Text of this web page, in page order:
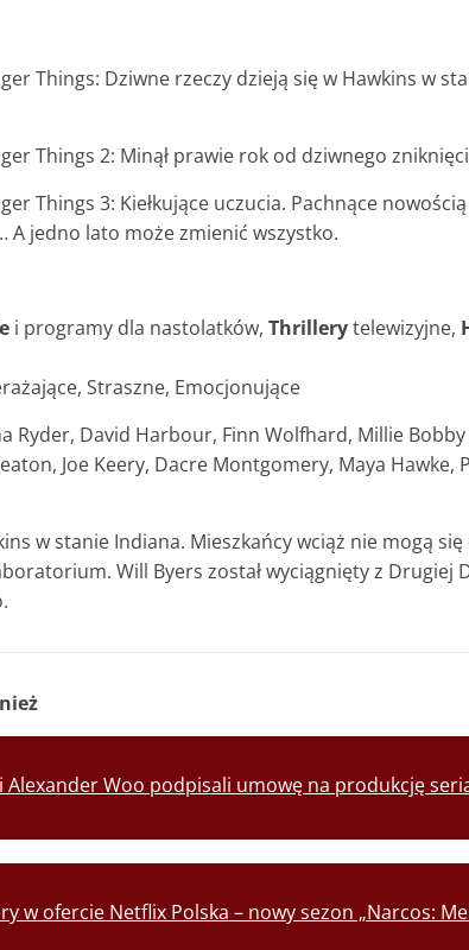
Things: Dziwne rzeczy dzieją się w Hawkins w
Things 2: Minął prawie rok od dziwnego
Things 3: Kiełkujące uczucia. Pachnące
A jedno lato może zmienić wszystko.
i programy dla nastolatków, Thrillerytelewizyjne,
Straszne, Emocjonujące
Ryder, David Harbour, Finn Wolfhard, Millie
Joe Keery, Dacre Montgomery, Maya
w stanie Indiana. Mieszkańcy wciąż nie mogą
Will Byers został wyciągnięty z
Alexander Woo podpisali umowę na produkcję
w ofercie Netflix Polska – nowy sezon „Narcos: